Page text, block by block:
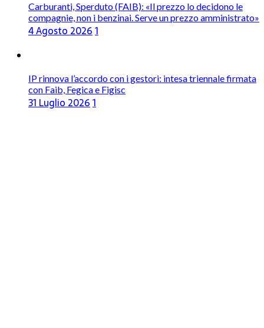
Carburanti, Sperduto (FAIB): «Il prezzo lo decidono le
compagnie, non i benzinai. Serve un prezzo amministrato»
4 Agosto 20261
IP rinnova l’accordo con i gestori: intesa triennale firmata
con Faib, Fegica e Figisc
31 Luglio 20261